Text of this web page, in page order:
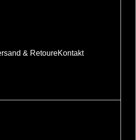
& RetoureKontakt